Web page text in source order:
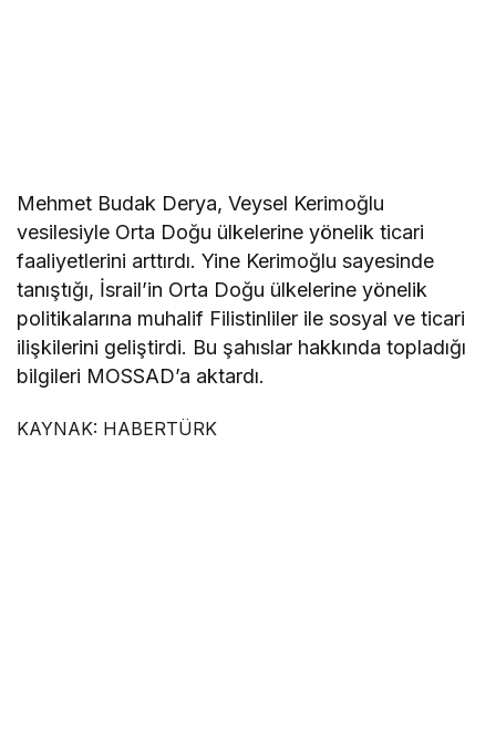
Mehmet Budak Derya, Veysel Kerimoğlu
vesilesiyle Orta Doğu ülkelerine yönelik ticari
faaliyetlerini arttırdı. Yine Kerimoğlu sayesinde
tanıştığı, İsrail’in Orta Doğu ülkelerine yönelik
politikalarına muhalif Filistinliler ile sosyal ve ticari
ilişkilerini geliştirdi. Bu şahıslar hakkında topladığı
bilgileri MOSSAD’a aktardı.
KAYNAK: HABERTÜRK